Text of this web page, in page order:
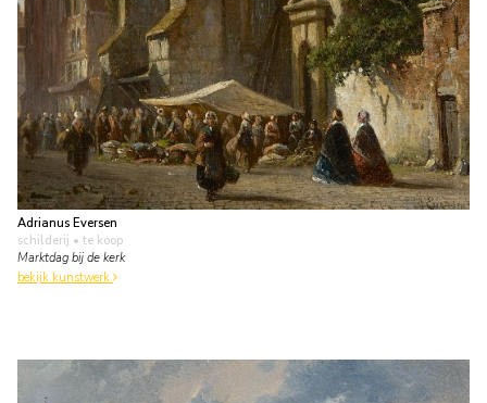
Adrianus Eversen
schilderij • te koop
Marktdag bij de kerk
bekijk kunstwerk